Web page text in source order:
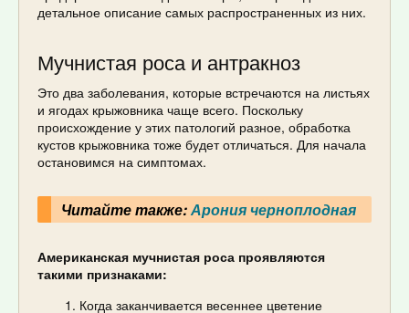
детальное описание самых распространенных из них.
Мучнистая роса и антракноз
Это два заболевания, которые встречаются на листьях
и ягодах крыжовника чаще всего. Поскольку
происхождение у этих патологий разное, обработка
кустов крыжовника тоже будет отличаться. Для начала
остановимся на симптомах.
Читайте также:Арония черноплодная
Американская мучнистая роса проявляются
такими признаками:
Когда заканчивается весеннее цветение